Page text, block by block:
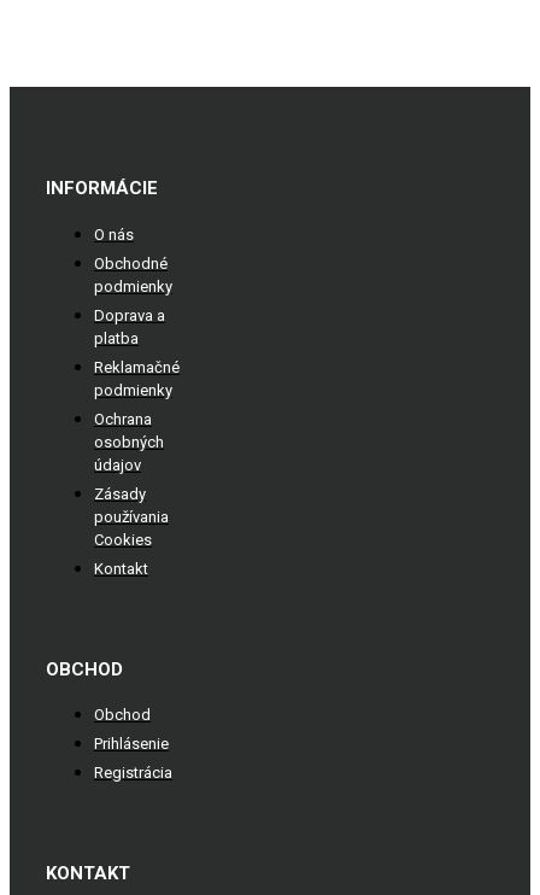
INFORMÁCIE
O nás
Obchodné
podmienky
Doprava a
platba
Reklamačné
podmienky
Ochrana
osobných
údajov
Zásady
používania
Cookies
Kontakt
OBCHOD
Obchod
Prihlásenie
Registrácia
KONTAKT